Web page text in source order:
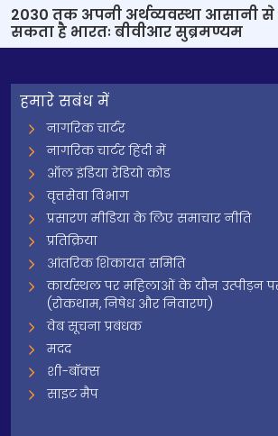
2030 तक अपनी अर्थव्यवस्था आसानी से
सकता है भारतः बीवीआर सुब्रमण्यम
हमारे सबंध में
नागरिक चार्टर
नागरिक चार्टर हिंदी में
ऑल इंडिया रेडियो कोड
वृत्तसेवा विभाग
प्रसारण मीडिया के लिए समाचार नीति
प्रतिक्रिया
आंतरिक शिकायत समिति
कार्यस्थल पर महिलाओं के यौन उत्पीड़न
(रोकथाम, निषेध और निवारण)
वेब सूचना प्रबंधक
मदद
शी-बॉक्स
साइट मैप